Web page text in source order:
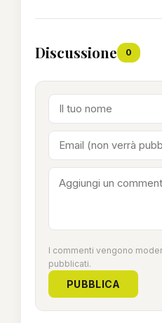
Discussione 0
I commenti vengono
pubblicati.
PUBBLICA